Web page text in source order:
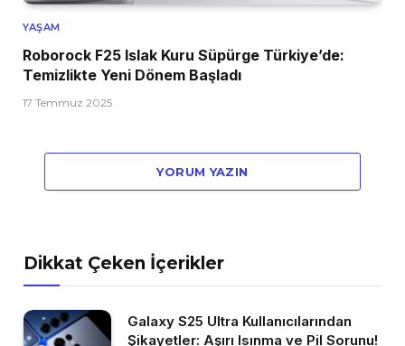
YAŞAM
Roborock F25 Islak Kuru Süpürge Türkiye’de:
Temizlikte Yeni Dönem Başladı
17 Temmuz 2025
YORUM YAZIN
Dikkat Çeken İçerikler
Galaxy S25 Ultra Kullanıcılarından
Şikayetler: Aşırı Isınma ve Pil Sorunu!